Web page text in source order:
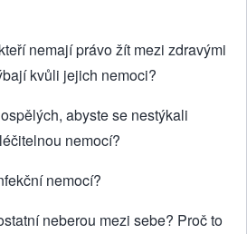
nemají právo žít mezi zdravými
kvůli jejich nemoci?
abyste se nestýkali
nemo­cí?
nemocí?
neberou mezi sebe? Proč to